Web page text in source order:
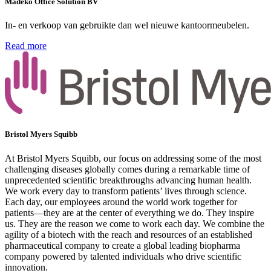
In- en verkoop van gebruikte dan wel nieuwe kantoormeubelen.
Read more
Bristol Myers Squibb
At Bristol Myers Squibb, our focus on addressing some of the most
challenging diseases globally comes during a remarkable time of
unprecedented scientific breakthroughs advancing human health.
We work every day to transform patients’ lives through science.
Each day, our employees around the world work together for
patients—they are at the center of everything we do. They inspire
us. They are the reason we come to work each day. We combine the
agility of a biotech with the reach and resources of an established
pharmaceutical company to create a global leading biopharma
company powered by talented individuals who drive scientific
innovation.